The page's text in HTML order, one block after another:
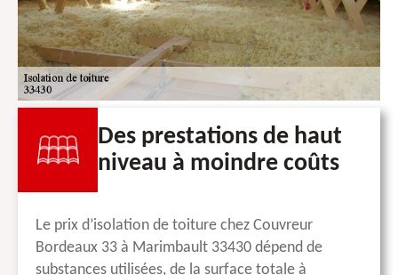
Des prestations de haut
niveau à moindre coûts
Le prix d’isolation de toiture chez Couvreur
Bordeaux 33 à Marimbault 33430 dépend de
substances utilisées, de la surface totale à